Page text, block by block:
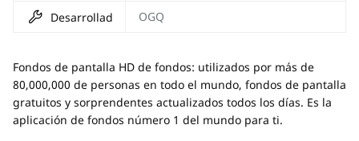
Desarrollador OGQ
Fondos de pantalla HD de fondos: utilizados por más de
80,000,000 de personas en todo el mundo, fondos de pantalla
gratuitos y sorprendentes actualizados todos los días. Es la
aplicación de fondos número 1 del mundo para ti.